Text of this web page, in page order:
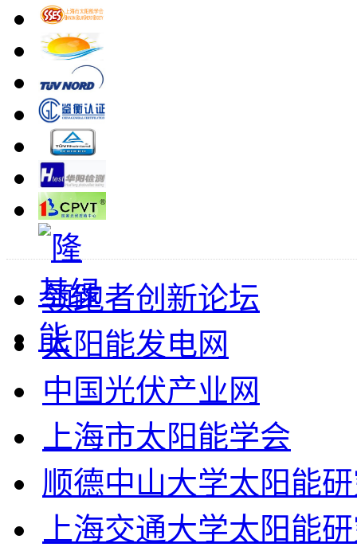
领跑者创新论坛
太阳能发电网
中国光伏产业网
上海市太阳能学会
顺德中山大学太阳能
上海交通大学太阳能